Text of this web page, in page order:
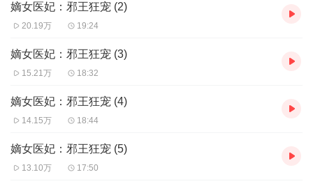
嫡女医妃：邪王狂宠 (2)
20.19万 19:24
嫡女医妃：邪王狂宠 (3)
15.21万 18:32
嫡女医妃：邪王狂宠 (4)
14.15万 18:44
嫡女医妃：邪王狂宠 (5)
13.10万 17:50